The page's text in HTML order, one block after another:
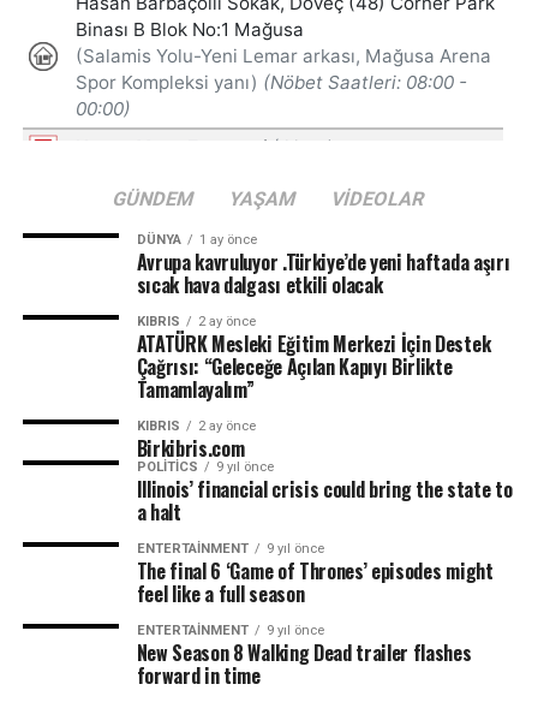
GÜNDEM YAŞAM VIDEOLAR
DÜNYA 1 ay önce
Avrupa kavruluyor .Türkiye’de yeni haftada aşırı
sıcak hava dalgası etkili olacak
KIBRIS 2 ay önce
ATATÜRK Mesleki Eğitim Merkezi İçin Destek
Çağrısı: “Geleceğe Açılan Kapıyı Birlikte
Tamamlayalım”
KIBRIS 2 ay önce
Birkibris.com
POLITICS 9 yıl önce
Illinois’ financial crisis could bring the state to
a halt
ENTERTAINMENT 9 yıl önce
The final 6 ‘Game of Thrones’ episodes might
feel like a full season
ENTERTAINMENT 9 yıl önce
New Season 8 Walking Dead trailer flashes
forward in time